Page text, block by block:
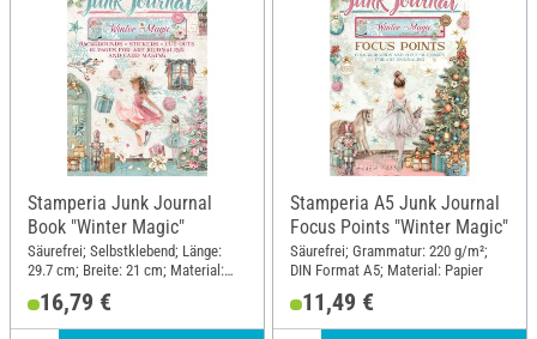
Stamperia Junk Journal
Book "Winter Magic"
Säurefrei; Selbstklebend; Länge:
29.7 cm; Breite: 21 cm; Material:
16,79 €
Stamperia A5 Junk Journal
Focus Points "Winter Magic"
Säurefrei; Grammatur: 220 g/m²;
DIN Format A5; Material: Papier
11,49 €